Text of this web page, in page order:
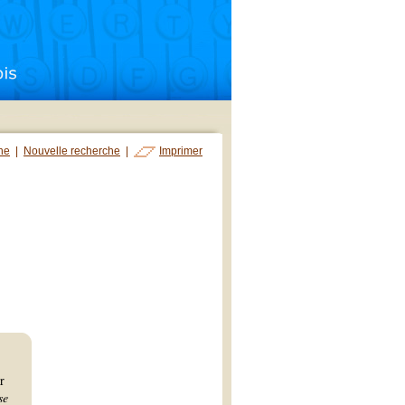
Nouvelle recherche Imprimer